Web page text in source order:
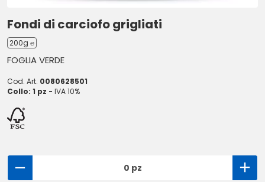
Fondi di carciofo grigliati
200g ℮
FOGLIA VERDE
Cod. Art. 0080628501
Collo: 1 pz - IVA 10%
0 pz